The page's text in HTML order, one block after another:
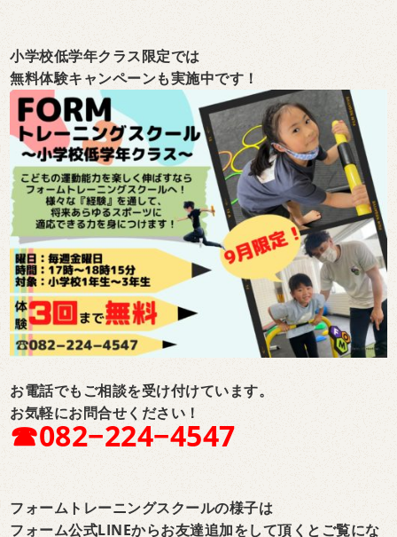
小学校低学年クラス限定では
無料体験キャンペーンも実施中です！
お電話でもご相談を受け付けています。
お気軽にお問合せください！
☎︎082−224−4547
フォームトレーニングスクールの様子は
フォーム公式LINEからお友達追加をして頂くとご覧にな